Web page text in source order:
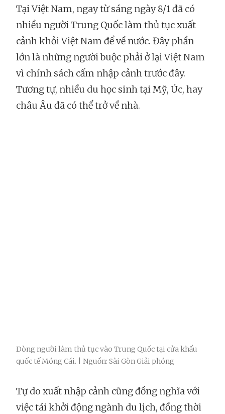
Tại Việt Nam, ngay từ sáng ngày 8/1 đã có
nhiều người Trung Quốc làm thủ tục xuất
cảnh khỏi Việt Nam để về nước. Đây phần
lớn là những người buộc phải ở lại Việt Nam
vì chính sách cấm nhập cảnh trước đây.
Tương tự, nhiều du học sinh tại Mỹ, Úc, hay
châu Âu đã có thể trở về nhà.
Dòng người làm thủ tục vào Trung Quốc tại cửa khẩu
quốc tế Móng Cái. | Nguồn: Sài Gòn Giải phóng
Tự do xuất nhập cảnh cũng đồng nghĩa với
việc tái khởi động ngành du lịch, đồng thời